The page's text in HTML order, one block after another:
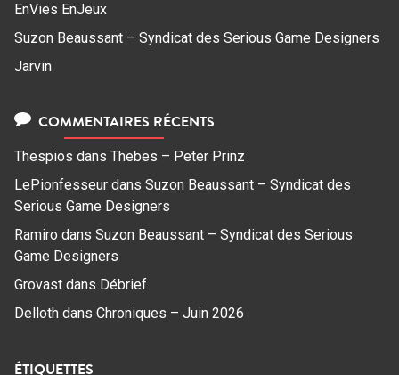
EnVies EnJeux
Suzon Beaussant – Syndicat des Serious Game Designers
Jarvin
COMMENTAIRES RÉCENTS
Thespios dans Thebes – Peter Prinz
LePionfesseur dans Suzon Beaussant – Syndicat des
Serious Game Designers
Ramiro dans Suzon Beaussant – Syndicat des Serious
Game Designers
Grovast dans Débrief
Delloth dans Chroniques – Juin 2026
ÉTIQUETTES